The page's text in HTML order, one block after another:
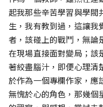
起我那些辛苦學習與學閥
生，我有教到過，這讓我
者，該碰上的戰鬥，無論
在現場直接面對變局；該
著絞盡腦汁，即便心理清
於作為一個專欄作家，應
無愧於心的角色，那幾個